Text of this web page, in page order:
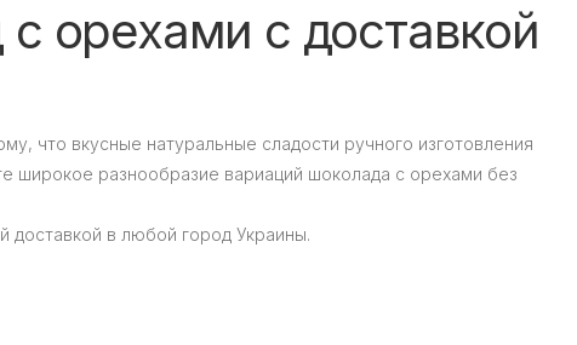
орехами с доставкой
что вкусные натуральные сладости ручного изготовления
широкое разнообразие вариаций шоколада с орехами без
доставкой в любой город Украины.